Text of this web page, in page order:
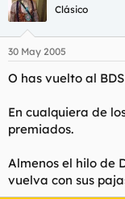
Clásico
30 May 2005
O has vuelto al
En cualquiera de
premiados.
Almenos el hilo de
vuelva con sus